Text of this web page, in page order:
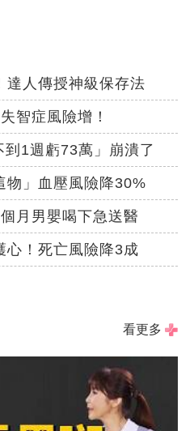
達人傳授神級保存法
智症風險增！
1週虧73萬」崩潰了
物」血壓風險降30%
月男嬰喝下急送醫
心！死亡風險降3成
看更多